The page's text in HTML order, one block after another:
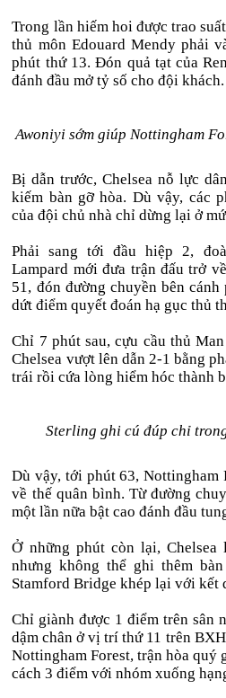
Trong lần hiếm hoi được trao
thủ môn Edouard Mendy phải
phút thứ 13. Đón quả tạt của
đánh đầu mở tỷ số cho đội khách.
Awoniyi sớm giúp Nottingham
Bị dẫn trước, Chelsea nỗ lực
kiếm bàn gỡ hòa. Dù vậy, các
của đội chủ nhà chỉ dừng lại ở
Phải sang tới đầu hiệp 2,
Lampard mới đưa trận đấu trở
51, đón đường chuyền bên
dứt điểm quyết đoán hạ gục thủ
Chỉ 7 phút sau, cựu cầu thủ
Chelsea vượt lên dẫn 2-1 bằng
trái rồi cứa lòng hiểm hóc thành
Sterling ghi cú đúp chỉ
Dù vậy, tới phút 63, Nottingham
về thế quân bình. Từ đường
một lần nữa bật cao đánh đầu
Ở những phút còn lại,
nhưng không thể ghi thêm
Stamford Bridge khép lại với kết
Chỉ giành được 1 điểm trên sân
dậm chân ở vị trí thứ 11 trên
Nottingham Forest, trận hòa
cách 3 điểm với nhóm xuống